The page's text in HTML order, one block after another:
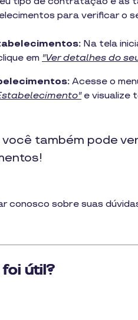
para verificar o
Na tela
em "Ver detalhes do
Acesse o
e visualize
você também pode
conosco sobre suas